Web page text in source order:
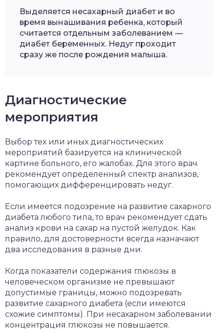
Выделяется несахарный диабет и во
время вынашивания ребенка, который
считается отдельным заболеванием —
диабет беременных. Недуг проходит
сразу же после рождения малыша.
Диагностические
мероприятия
Выбор тех или иных диагностических
мероприятий базируется на клинической
картине больного, его жалобах. Для этого врач
рекомендует определенный спектр анализов,
помогающих дифференцировать недуг.
Если имеется подозрение на развитие сахарного
диабета любого типа, то врач рекомендует сдать
анализ крови на сахар на пустой желудок. Как
правило, для достоверности всегда назначают
два исследования в разные дни.
Когда показатели содержания глюкозы в
человеческом организме не превышают
допустимые границы, можно подозревать
развитие сахарного диабета (если имеются
схожие симптомы). При несахарном заболевании
концентрация глюкозы не повышается.